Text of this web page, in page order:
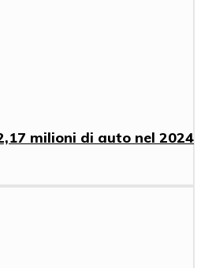
milioni di auto nel 2024